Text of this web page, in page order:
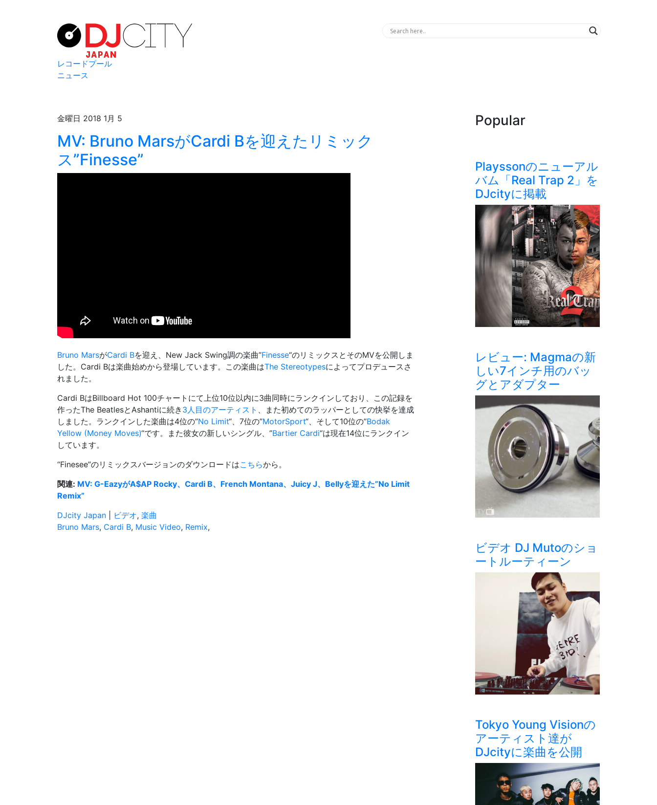
レコードプール
ニュース
金曜日 2018 1月 5
MV: Bruno MarsがCardi Bを迎えたリミック
ス”Finesse”
Bruno MarsがCardi Bを迎え、New Jack Swing調の楽曲”Finesse“のリミックスとそのMVを公開しま
した。Cardi Bは楽曲始めから登場しています。この楽曲はThe Stereotypesによってプロデュースさ
れました。
Cardi BはBillboard Hot 100チャートにて上位10位以内に3曲同時にランクインしており、この記録を
作ったThe BeatlesとAshantiに続き 3人目のアーティスト 、また初めてのラッパーとしての快挙を達成
しました。ランクインした楽曲は4位の”No Limit“、7位の”MotorSport“、そして10位の”Bodak
Yellow (Money Moves)“です。また彼女の新しいシングル、”Bartier Cardi“は現在14位にランクイン
しています。
“Finesee”のリミックスバージョンのダウンロードはこちらから。
関連: MV: G-EazyがA$AP Rocky、Cardi B、French Montana、Juicy J、Bellyを迎えた”No Limit
Remix”
DJcity Japan
ビデオ, 楽曲
Bruno Mars, Cardi B, Music Video, Remix,
Popular
Playssonのニューアル
バム「Real Trap 2」を
DJcityに掲載
レビュー: Magmaの新
しい7インチ用のバッ
グとアダプター
ビデオ DJ Mutoのショ
ートルーティーン
Tokyo Young Visionの
アーティスト達が
DJcityに楽曲を公開